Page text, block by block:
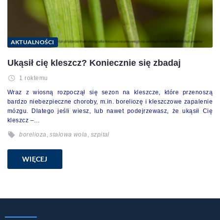
AKTUALNOŚCI
Ukąsił cię kleszcz? Koniecznie się zbadaj
1 roktemu
Wraz z wiosną rozpoczął się sezon na kleszcze, które przenoszą
bardzo niebezpieczne choroby, m.in. boreliozę i kleszczowe zapalenie
mózgu. Dlatego jeśli wiesz, lub nawet podejrzewasz, że ukąsił Cię
kleszcz –…
borelioza ,stalowa wola , szpital
WIĘCEJ